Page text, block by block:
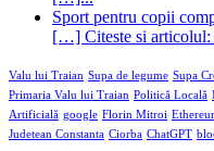
Sport pentru copii
[…] Citeste si
Valu lui Traian Supa de legume Supa
Primaria Valu lui Traian Politică Locală
Artificială google Florin Mitroi
Judetean Constanta Ciorba ChatGPT